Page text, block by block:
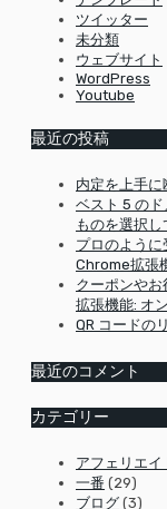
ツイッター
未分類
ウェブサイト
WordPress
Youtube
最近の投稿
内定を上手に
ベスト 5 の
ものを選択
プロのよう
Chrome拡張
クーポンや
拡張機能: オ
QR コードの
最近のコメント
カテゴリー
アフェリエイ
一番 (29)
ブログ (3)